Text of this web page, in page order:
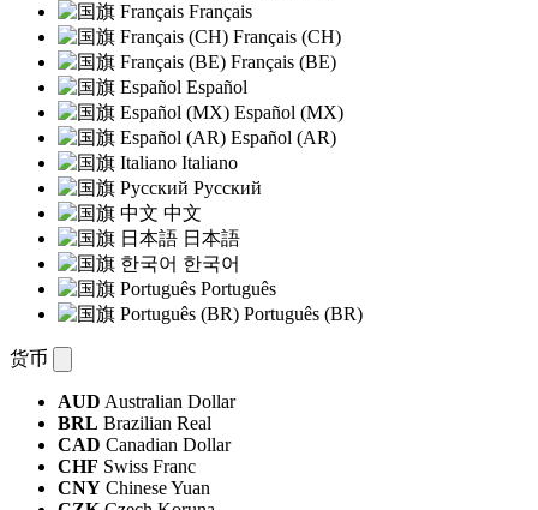
Français
Français (CH)
Français (BE)
Español
Español (MX)
Español (AR)
Italiano
Русский
中文
日本語
한국어
Português
Português (BR)
货币
AUD Australian Dollar
BRL Brazilian Real
CAD Canadian Dollar
CHF Swiss Franc
CNY Chinese Yuan